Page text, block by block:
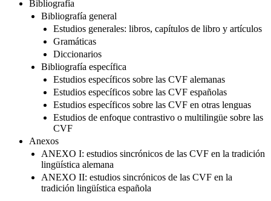
Bibliografía general
Estudios generales: libros, capítulos de libro y artículos
Gramáticas
Diccionarios
Bibliografía específica
Estudios específicos sobre las CVF alemanas
Estudios específicos sobre las CVF españolas
Estudios específicos sobre las CVF en otras lenguas
Estudios de enfoque contrastivo o multilingüe sobre las
CVF
Anexos
ANEXO I: estudios sincrónicos de las CVF en la tradición
lingüística alemana
ANEXO II: estudios sincrónicos de las CVF en la
tradición lingüística española